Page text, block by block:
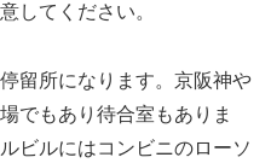
してください。
留所になります。京阪神や
でもあり待合室もありま
ビルにはコンビニのローソ